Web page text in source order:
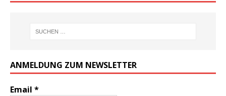
ANMELDUNG ZUM NEWSLETTER
Email *